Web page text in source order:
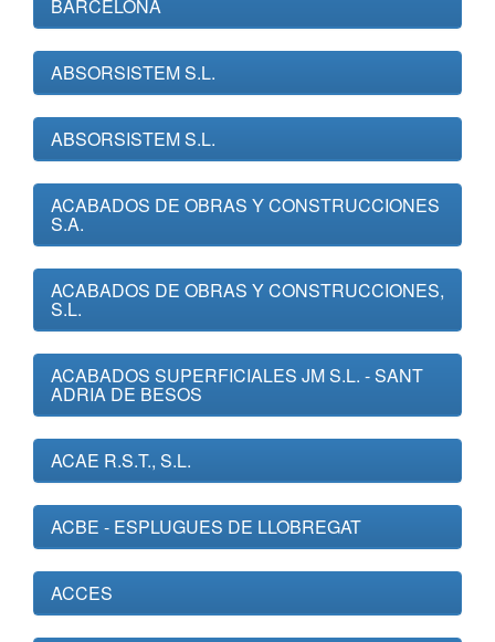
BARCELONA
ABSORSISTEM S.L.
ABSORSISTEM S.L.
ACABADOS DE OBRAS Y CONSTRUCCIONES
S.A.
ACABADOS DE OBRAS Y CONSTRUCCIONES,
S.L.
ACABADOS SUPERFICIALES JM S.L. - SANT
ADRIA DE BESOS
ACAE R.S.T., S.L.
ACBE - ESPLUGUES DE LLOBREGAT
ACCES